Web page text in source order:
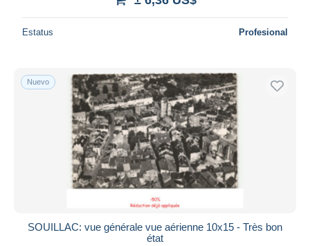
Estatus Profesional
Nuevo
SOUILLAC: vue générale vue aérienne 10x15 - Très bon
état